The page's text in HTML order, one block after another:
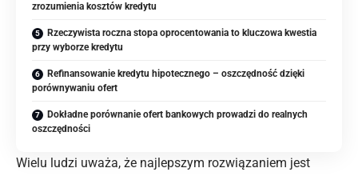
zrozumienia kosztów kredytu
Rzeczywista roczna stopa oprocentowania to kluczowa kwestia
przy wyborze kredytu
Refinansowanie kredytu hipotecznego – oszczędność dzięki
porównywaniu ofert
Dokładne porównanie ofert bankowych prowadzi do realnych
oszczędności
Wielu ludzi uważa, że najlepszym rozwiązaniem jest